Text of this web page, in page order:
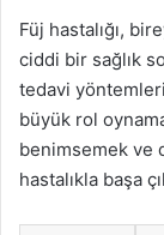
Füj hastalığı,
ciddi bir sağlık
tedavi
büyük rol
benimsemek ve
hastalıkla başa